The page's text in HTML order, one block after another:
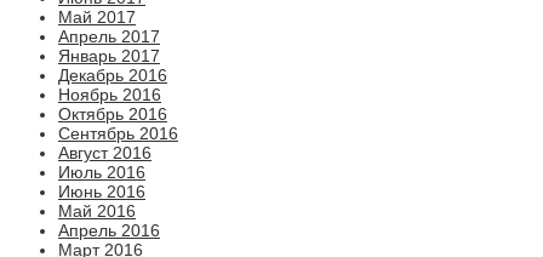
Май 2017
Апрель 2017
Январь 2017
Декабрь 2016
Ноябрь 2016
Октябрь 2016
Сентябрь 2016
Август 2016
Июль 2016
Июнь 2016
Май 2016
Апрель 2016
Март 2016